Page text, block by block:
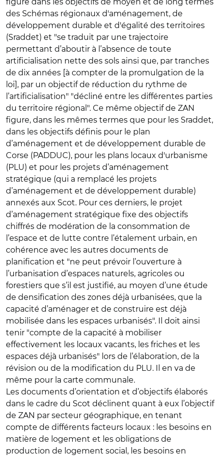
des Schémas régionaux d'aménagement, de
développement durable et d'égalité des territoires
(Sraddet) et "se traduit par une trajectoire
permettant d’aboutir à l’absence de toute
artificialisation nette des sols ainsi que, par tranches
de dix années [à compter de la promulgation de la
loi], par un objectif de réduction du rythme de
l’artificialisation" "décliné entre les différentes parties
du territoire régional". Ce même objectif de ZAN
figure, dans les mêmes termes que pour les Sraddet,
dans les objectifs définis pour le plan
d’aménagement et de développement durable de
Corse (PADDUC), pour les plans locaux d'urbanisme
(PLU) et pour les projets d’aménagement
stratégique (qui a remplacé les projets
d’aménagement et de développement durable)
annexés aux Scot. Pour ces derniers, le projet
d’aménagement stratégique fixe des objectifs
chiffrés de modération de la consommation de
l’espace et de lutte contre l’étalement urbain, en
cohérence avec les autres documents de
planification et "ne peut prévoir l’ouverture à
l’urbanisation d’espaces naturels, agricoles ou
forestiers que s’il est justifié, au moyen d’une étude
de densification des zones déjà urbanisées, que la
capacité d’aménager et de construire est déjà
mobilisée dans les espaces urbanisés". Il doit ainsi
tenir "compte de la capacité à mobiliser
effectivement les locaux vacants, les friches et les
espaces déjà urbanisés" lors de l’élaboration, de la
révision ou de la modification du PLU. Il en va de
même pour la carte communale.
Les documents d’orientation et d’objectifs élaborés
dans le cadre du Scot déclinent quant à eux l’objectif
de ZAN par secteur géographique, en tenant
compte de différents facteurs locaux : les besoins en
matière de logement et les obligations de
production de logement social, les besoins en